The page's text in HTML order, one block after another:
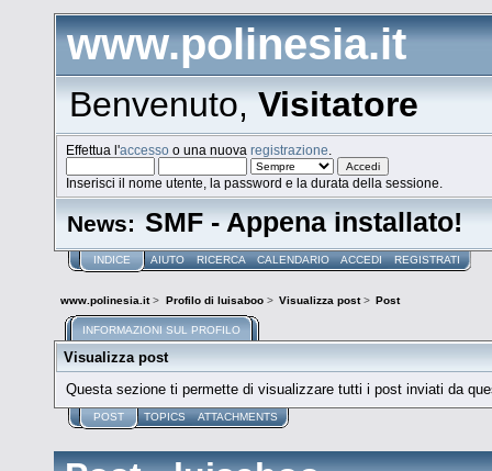
www.polinesia.it
Benvenuto,Visitatore
Effettua l'accesso o una nuovaregistrazione
Inserisci il nome utente, la password e la durata della sessione.
News: SMF - Appena installato!
INDICE AIUTO RICERCA CALENDARIO ACCEDI REGISTRATI
www.polinesia.it> Profilo di luisaboo> Visualizza post> Post
INFORMAZIONI SUL PROFILO
Visualizza post
Questa sezione ti permette di visualizzare tutti i post inviati da
POST TOPICS ATTACHMENTS